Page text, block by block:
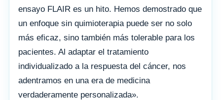
ensayo FLAIR es un hito. Hemos demostrado que
un enfoque sin quimioterapia puede ser no solo
más eficaz, sino también más tolerable para los
pacientes. Al adaptar el tratamiento
individualizado a la respuesta del cáncer, nos
adentramos en una era de medicina
verdaderamente personalizada».